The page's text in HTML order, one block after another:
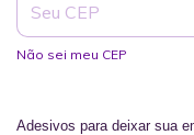
Não sei meu CEP
Adesivos para deixar sua